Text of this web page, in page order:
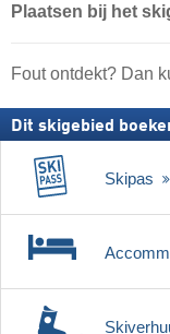
Plaatsen bij het
Fout ontdekt? Dan
Dit skigebied
Skipas